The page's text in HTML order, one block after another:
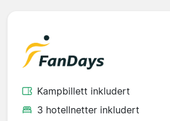
Kampbillett inkludert
3 hotellnetter inkludert